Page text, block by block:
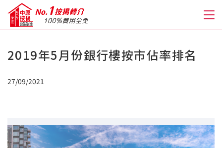
關於我們
免費房貸轉介服務
2019年5月份銀行樓按市佔率排名
27/09/2021